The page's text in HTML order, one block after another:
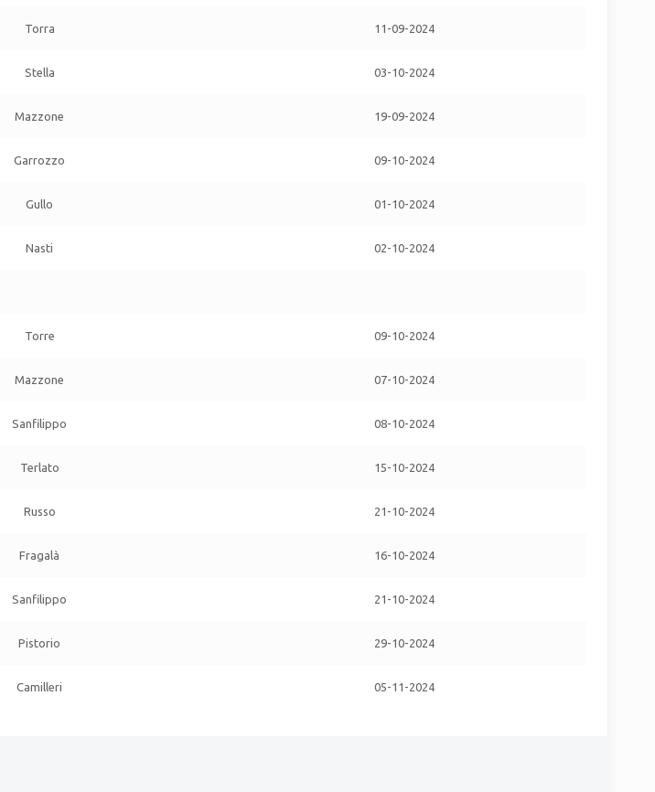
Torra 11-09-2024
Stella 03-10-2024
Mazzone 19-09-2024
Garrozzo 09-10-2024
Gullo 01-10-2024
Nasti 02-10-2024
Torre 09-10-2024
Mazzone 07-10-2024
Sanfilippo 08-10-2024
Terlato 15-10-2024
Russo 21-10-2024
Fragalà 16-10-2024
Sanfilippo 21-10-2024
Pistorio 29-10-2024
Camilleri 05-11-2024